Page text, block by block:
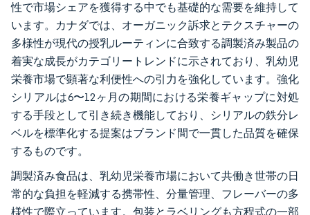
性で市場シェアを獲得する中でも基礎的な需要を維持して
います。カナダでは、オーガニック訴求とテクスチャーの
多様性が現代の授乳ルーティンに合致する調製済み製品の
着実な成長がカテゴリートレンドに示されており、乳幼児
栄養市場で顕著な利便性への引力を強化しています。強化
シリアルは6〜12ヶ月の期間における栄養ギャップに対処
する手段として引き続き機能しており、シリアルの鉄分レ
ベルを標準化する提案はブランド間で一貫した品質を確保
するものです。
調製済み食品は、乳幼児栄養市場において共働き世帯の日
常的な負担を軽減する携帯性、分量管理、フレーバーの多
様性で際立っています。包装とラベリングも方程式の一部